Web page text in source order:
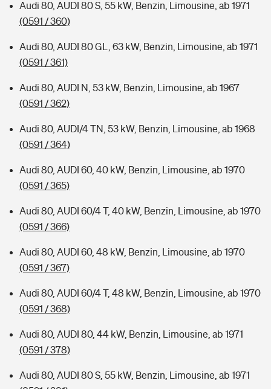
Audi 80, AUDI 80 S, 55 kW, Benzin, Limousine, ab 1971
(0591 / 360)
Audi 80, AUDI 80 GL, 63 kW, Benzin, Limousine, ab 1971
(0591 / 361)
Audi 80, AUDI N, 53 kW, Benzin, Limousine, ab 1967
(0591 / 362)
Audi 80, AUDI/4 TN, 53 kW, Benzin, Limousine, ab 1968
(0591 / 364)
Audi 80, AUDI 60, 40 kW, Benzin, Limousine, ab 1970
(0591 / 365)
Audi 80, AUDI 60/4 T, 40 kW, Benzin, Limousine, ab 1970
(0591 / 366)
Audi 80, AUDI 60, 48 kW, Benzin, Limousine, ab 1970
(0591 / 367)
Audi 80, AUDI 60/4 T, 48 kW, Benzin, Limousine, ab 1970
(0591 / 368)
Audi 80, AUDI 80, 44 kW, Benzin, Limousine, ab 1971
(0591 / 378)
Audi 80, AUDI 80 S, 55 kW, Benzin, Limousine, ab 1971